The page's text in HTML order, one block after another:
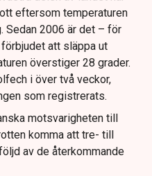
eftersom temperaturen
Sedan 2006 är det – för
att släppa ut
överstiger 28 grader.
i över två veckor,
som registrerats.
motsvarigheten till
komma att tre- till
av de återkommande